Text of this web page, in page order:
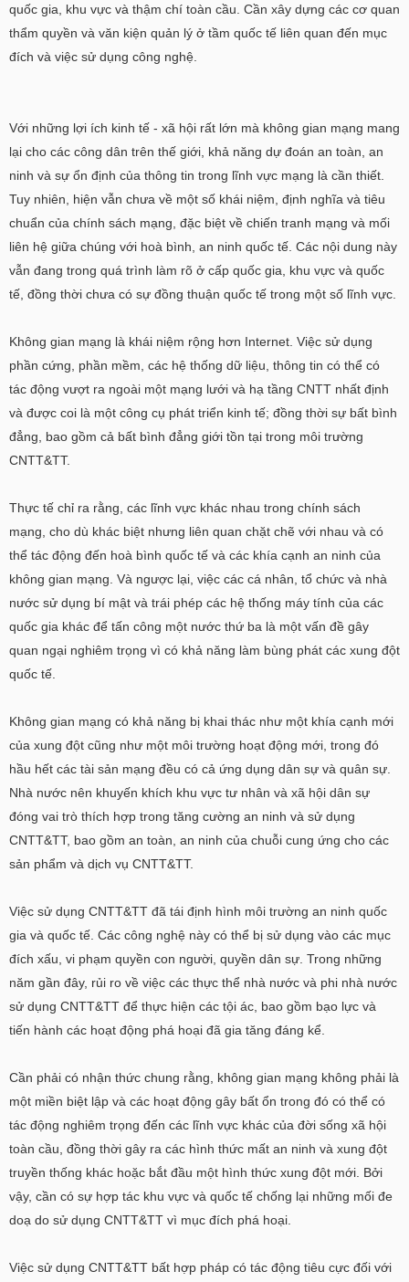
quốc gia, khu vực và thậm chí toàn cầu. Cần xây dựng các cơ quan
thẩm quyền và văn kiện quản lý ở tầm quốc tế liên quan đến mục
đích và việc sử dụng công nghệ.
Với những lợi ích kinh tế - xã hội rất lớn mà không gian mạng mang
lại cho các công dân trên thế giới, khả năng dự đoán an toàn, an
ninh và sự ổn định của thông tin trong lĩnh vực mạng là cần thiết.
Tuy nhiên, hiện vẫn chưa về một số khái niệm, định nghĩa và tiêu
chuẩn của chính sách mạng, đặc biệt về chiến tranh mạng và mối
liên hệ giữa chúng với hoà bình, an ninh quốc tế. Các nội dung này
vẫn đang trong quá trình làm rõ ở cấp quốc gia, khu vực và quốc
tế, đồng thời chưa có sự đồng thuận quốc tế trong một số lĩnh vực.
Không gian mạng là khái niệm rộng hơn Internet. Việc sử dụng
phần cứng, phần mềm, các hệ thống dữ liệu, thông tin có thể có
tác động vượt ra ngoài một mạng lưới và hạ tầng CNTT nhất định
và được coi là một công cụ phát triển kinh tế; đồng thời sự bất bình
đẳng, bao gồm cả bất bình đẳng giới tồn tại trong môi trường
CNTT&TT.
Thực tế chỉ ra rằng, các lĩnh vực khác nhau trong chính sách
mạng, cho dù khác biệt nhưng liên quan chặt chẽ với nhau và có
thể tác động đến hoà bình quốc tế và các khía cạnh an ninh của
không gian mạng. Và ngược lại, việc các cá nhân, tổ chức và nhà
nước sử dụng bí mật và trái phép các hệ thống máy tính của các
quốc gia khác để tấn công một nước thứ ba là một vấn đề gây
quan ngại nghiêm trọng vì có khả năng làm bùng phát các xung đột
quốc tế.
Không gian mạng có khả năng bị khai thác như một khía cạnh mới
của xung đột cũng như một môi trường hoạt động mới, trong đó
hầu hết các tài sản mạng đều có cả ứng dụng dân sự và quân sự.
Nhà nước nên khuyến khích khu vực tư nhân và xã hội dân sự
đóng vai trò thích hợp trong tăng cường an ninh và sử dụng
CNTT&TT, bao gồm an toàn, an ninh của chuỗi cung ứng cho các
sản phẩm và dịch vụ CNTT&TT.
Việc sử dụng CNTT&TT đã tái định hình môi trường an ninh quốc
gia và quốc tế. Các công nghệ này có thể bị sử dụng vào các mục
đích xấu, vi phạm quyền con người, quyền dân sự. Trong những
năm gần đây, rủi ro về việc các thực thể nhà nước và phi nhà nước
sử dụng CNTT&TT để thực hiện các tội ác, bao gồm bạo lực và
tiến hành các hoạt động phá hoại đã gia tăng đáng kể.
Cần phải có nhận thức chung rằng, không gian mạng không phải là
một miền biệt lập và các hoạt động gây bất ổn trong đó có thể có
tác động nghiêm trọng đến các lĩnh vực khác của đời sống xã hội
toàn cầu, đồng thời gây ra các hình thức mất an ninh và xung đột
truyền thống khác hoặc bắt đầu một hình thức xung đột mới. Bởi
vậy, cần có sự hợp tác khu vực và quốc tế chống lại những mối đe
doạ do sử dụng CNTT&TT vì mục đích phá hoại.
Việc sử dụng CNTT&TT bất hợp pháp có tác động tiêu cực đối với